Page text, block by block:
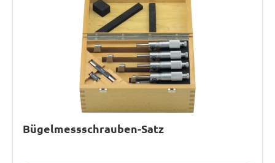
Bügelmessschrauben-Satz